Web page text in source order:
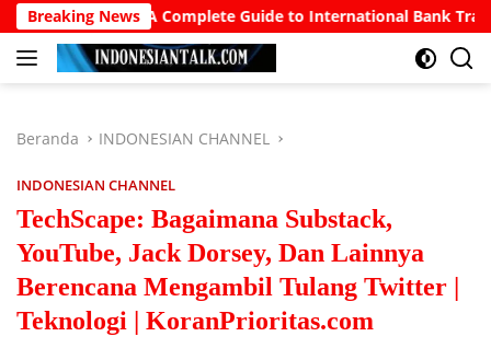
Langsung
ke
konten
Breaking News
A Complete Guide to International Bank Transfers in
Beranda INDONESIAN CHANNEL
INDONESIAN CHANNEL
TechScape: Bagaimana Substack,
YouTube, Jack Dorsey, Dan Lainnya
Berencana Mengambil Tulang Twitter |
Teknologi | KoranPrioritas.com